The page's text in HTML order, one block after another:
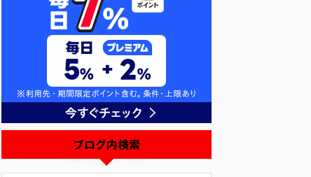
ブログ内検索